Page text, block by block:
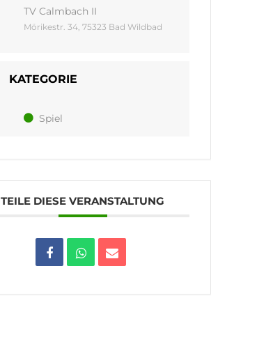
TV Calmbach II
Mörikestr. 34, 75323 Bad Wildbad
KATEGORIE
Spiel
TEILE DIESE VERANSTALTUNG